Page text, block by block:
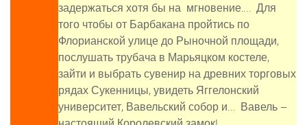
задержаться хотя бы на мгновение.… Для
того чтобы от Барбакана пройтись по
Флорианской улице до Рыночной площади,
послушать трубача в Марьяцком костеле,
зайти и выбрать сувенир на древних торговых
рядах Сукенницы, увидеть Яггелонский
университет, Вавельский собор и… Вавель –